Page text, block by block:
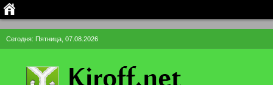
Сегодня: Пятница, 07.08.2026